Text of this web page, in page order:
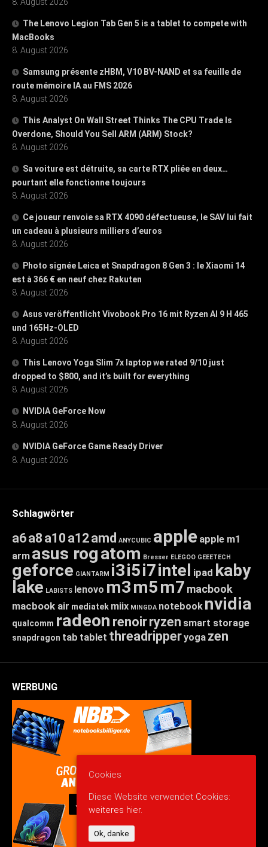
The Lenovo Legion Tab Gen 5 is a tablet to compete with
MacBooks
8. August 2026
Samsung présente zHBM, V10 BV-NAND et sa feuille de
route mémoire IA au FMS 2026
8. August 2026
This Analyst On Wall Street Thinks The CPU Trade Is
Overdone, Should You Sell ARM (ARM) Stock?
8. August 2026
Sa voiture est détruite, sa carte RTX pliée en deux…
pourtant elle fonctionne toujours
8. August 2026
Ce joueur renvoie sa RTX 4090 défectueuse, le SAV lui fait
un cadeau à plusieurs milliers d’euros
8. August 2026
Photo signée Leica et Snapdragon 8 Gen 3 : le Xiaomi 14
est à 366 € en neuf chez Rakuten
8. August 2026
Asus veröffentlicht Vivobook Pro 16 mit Ryzen AI 9 H 465
und 165Hz-OLED
8. August 2026
This Lenovo Yoga Slim 7x laptop we rated 9/10 just
dropped to $800, and it’s built for everything
8. August 2026
NVIDIA GeForce Now
8. August 2026
NVIDIA GeForce Game Ready Driver
8. August 2026
Schlagwörter
a6a8 a10 a12amd ANYCUBIC apple apple m1
arm asus rogatom Bresser ELEGOO GEEETECH
geforce GIANTARM i3i5i7intel ipad kaby
lake LABISTS lenovo m3m5m7 macbook
macbook air mediatek miix MINGDA notebook nvidia
qualcomm radeon renoirryzen smart storage
snapdragon tab tablet threadripperyoga zen
WERBUNG
Cookies
Diese Website verwendet Cookies:
weiteres hier.
Ok, danke